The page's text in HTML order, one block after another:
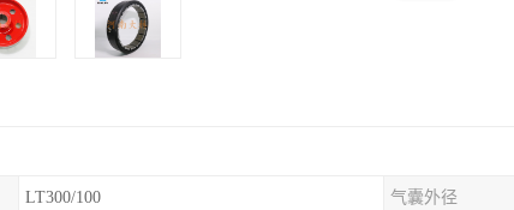
LT300/100 气囊外径